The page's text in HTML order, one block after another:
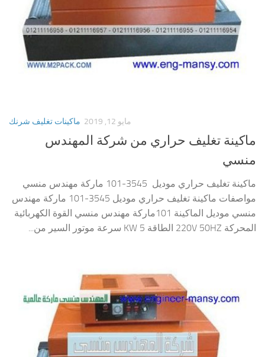
ماكينات تغليف شرنك مايو 12, 2019
ماكينة تغليف حراري من شركة المهندس
منسي ‏
ماكينة تغليف حراري موديل 3545-101 ماركة مهندس منسي
مواصفات ماكينة تغليف حراري موديل 3545-101 ماركة مهندس
منسي موديل الماكينة 101ماركة مهندس منسي القوة الكهربائية
المحركة 220V 50HZ الطاقة 5 KW سرعة موتور السير من...